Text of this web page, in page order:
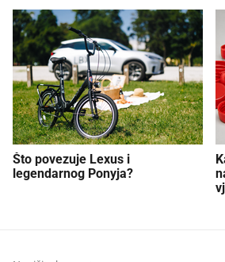
Što povezuje Lexus i
legendarnog Ponyja?